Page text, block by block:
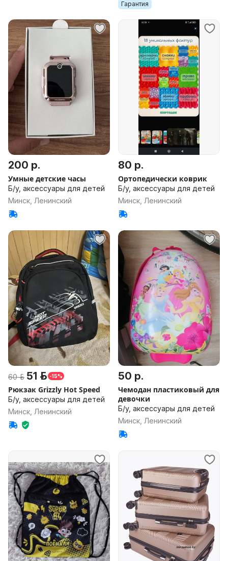
Гарантия
200 р.
Умные детские часы
Б/у, аксессуары для детей
Минск, Ленинский
80 р.
Ортопедически коврик
Б/у, аксессуары для детей
Минск, Ленинский
60 р. 51 р. -15%
Рюкзак Grizzly Hot Speed
Б/у, аксессуары для детей
Минск, Ленинский
50 р.
Чемодан пластиковый для
девочки
Б/у, аксессуары для детей
Минск, Ленинский